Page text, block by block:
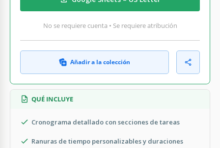
No se requiere cuenta • Se requiere atribución
Añadir a la colección
QUÉ INCLUYE
Cronograma detallado con secciones de tareas
Ranuras de tiempo personalizables y duraciones